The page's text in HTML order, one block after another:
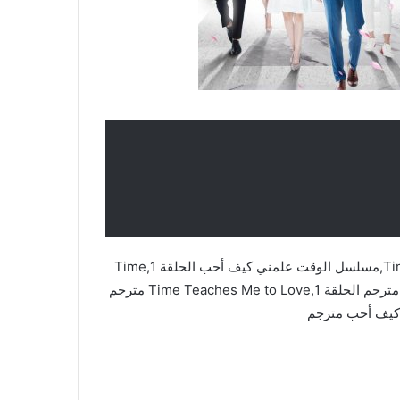
مسلسل الوقت علمني كيف أحب,Time Teaches Me to Love,مسلسل الوقت علمني كيف أحب الحلقة 1,Time
Teaches Me to Love مترجم,Time Teaches Me to Love مترجم الحلقة 1,Time Teaches Me to Love مترجم